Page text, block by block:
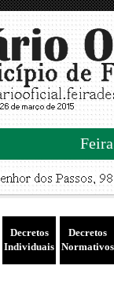
Decretos
Individuais
Decretos
Normativos